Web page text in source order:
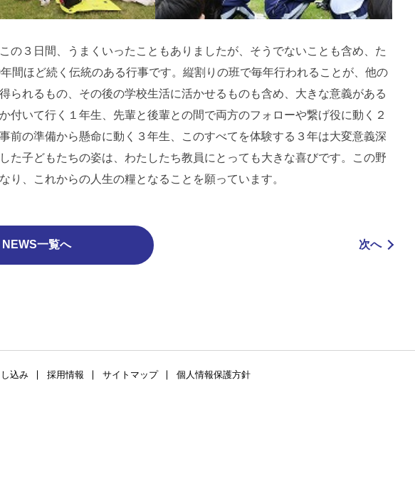
の３日間、うまくいったこともありましたが、そうでないことも含め、た
間ほど続く伝統のある行事です。縦割りの班で毎年行われることが、他の
られるもの、その後の学校生活に活かせるものも含め、大きな意義がある
付いて行く１年生、先輩と後輩との間で両方のフォローや繋げ役に動く２
前の準備から懸命に動く３年生、このすべてを体験する３年は大変意義深
た子どもたちの姿は、わたしたち教員にとっても大きな喜びです。この野
、これからの人生の糧となることを願っています。
NEWS一覧へ 次へ
込み 採用情報 サイトマップ 個人情報保護方針